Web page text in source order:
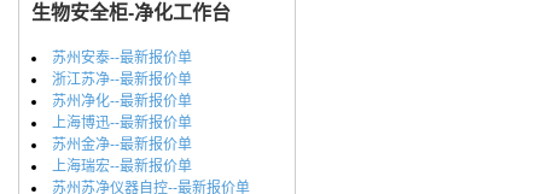
生物安全柜-净化工作台
苏州安泰--最新报价单
浙江苏净--最新报价单
苏州净化--最新报价单
上海博迅--最新报价单
苏州金净--最新报价单
上海瑞宏--最新报价单
苏州苏净仪器自控--最新报价单